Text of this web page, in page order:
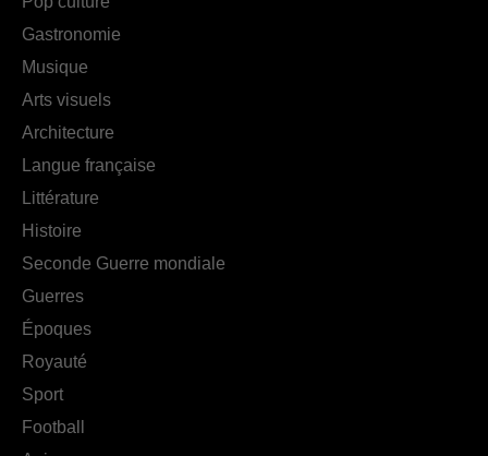
Gastronomie
Musique
Arts visuels
Architecture
Langue française
Littérature
Histoire
Seconde Guerre mondiale
Guerres
Époques
Royauté
Sport
Football